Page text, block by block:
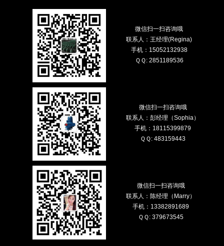
微信扫一扫咨询哦
联系人：王经理(Regina)
手机：15052132938
ＱＱ: 2851189536
微信扫一扫咨询哦
联系人：彭经理（Sophia）
手机：18115399879
ＱＱ: 483159443
微信扫一扫咨询哦
联系人：陈经理（Marry）
手机：13382891689
ＱＱ: 379673545